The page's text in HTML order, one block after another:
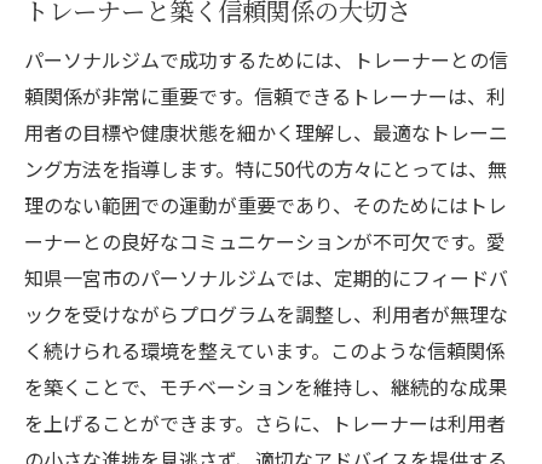
トレーナーと築く信頼関係の大切さ
パーソナルジムで成功するためには、トレーナーとの信
頼関係が非常に重要です。信頼できるトレーナーは、利
用者の目標や健康状態を細かく理解し、最適なトレーニ
ング方法を指導します。特に50代の方々にとっては、無
理のない範囲での運動が重要であり、そのためにはトレ
ーナーとの良好なコミュニケーションが不可欠です。愛
知県一宮市のパーソナルジムでは、定期的にフィードバ
ックを受けながらプログラムを調整し、利用者が無理な
く続けられる環境を整えています。このような信頼関係
を築くことで、モチベーションを維持し、継続的な成果
を上げることができます。さらに、トレーナーは利用者